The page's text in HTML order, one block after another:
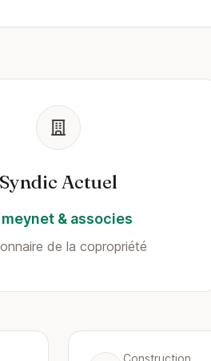
Syndic Actuel
& associes
de la copropriété
Construction